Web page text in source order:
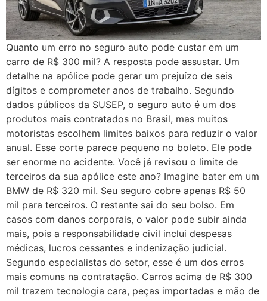
Quanto um erro no seguro auto pode custar em um
carro de R$ 300 mil? A resposta pode assustar. Um
detalhe na apólice pode gerar um prejuízo de seis
dígitos e comprometer anos de trabalho. Segundo
dados públicos da SUSEP, o seguro auto é um dos
produtos mais contratados no Brasil, mas muitos
motoristas escolhem limites baixos para reduzir o valor
anual. Esse corte parece pequeno no boleto. Ele pode
ser enorme no acidente. Você já revisou o limite de
terceiros da sua apólice este ano? Imagine bater em um
BMW de R$ 320 mil. Seu seguro cobre apenas R$ 50
mil para terceiros. O restante sai do seu bolso. Em
casos com danos corporais, o valor pode subir ainda
mais, pois a responsabilidade civil inclui despesas
médicas, lucros cessantes e indenização judicial.
Segundo especialistas do setor, esse é um dos erros
mais comuns na contratação. Carros acima de R$ 300
mil trazem tecnologia cara, peças importadas e mão de